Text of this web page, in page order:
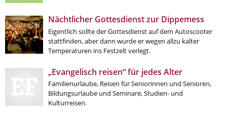
Nächtlicher Gottesdienst zur Dippemess
Eigentlich sollte der Gottesdienst auf dem Autoscooter
stattfinden, aber dann wurde er wegen allzu kalter
Temperaturen ins Festzelt verlegt.
„Evangelisch reisen“ für jedes Alter
Familienurlaube, Reisen für Seniorinnen und Senioren,
Bildungsurlaube und Seminare, Studien- und
Kulturreisen.